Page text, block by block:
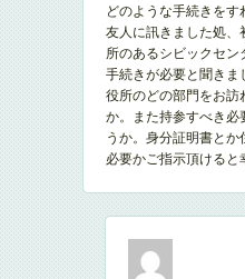
どのような手続きをす
友人に訊きました処、
所のあるシビックセ
手続きが必要と聞きま
役所のどの部門をお訪
か。また持参すべき必
うか。身分証明書と
必要かご指示頂けると